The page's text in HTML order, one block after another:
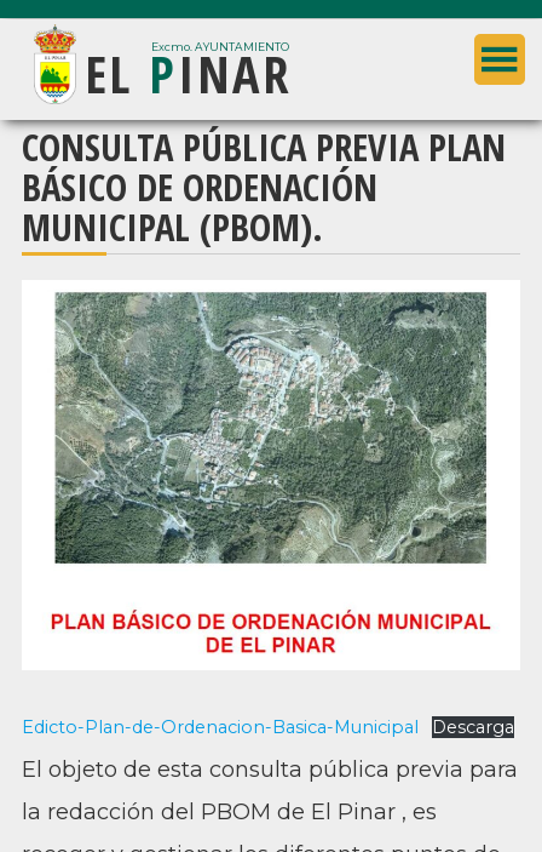
Saltar
contenido
principal
Saltar
barra
lateral
principal
Excmo. AYUNTAMIENTO
EL PINAR
Ayuntamiento
de
El
Pinar
(Granada)
CONSULTA PÚBLICA PREVIA PLAN
BÁSICO DE ORDENACIÓN
MUNICIPAL (PBOM).
Edicto-Plan-de-Ordenacion-Basica-Municipal Descarga
El objeto de esta consulta pública previa para
la redacción del PBOM de El Pinar , es